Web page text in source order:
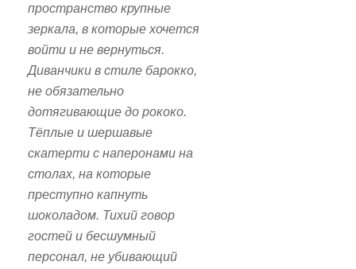
пространство крупные
зеркала, в которые хочется
войти и не вернуться.
Диванчики в стиле барокко,
не обязательно
дотягивающие до рококо.
Тёплые и шершавые
скатерти с наперонами на
столах, на которые
преступно капнуть
шоколадом. Тихий говор
гостей и бесшумный
персонал, не убивающий